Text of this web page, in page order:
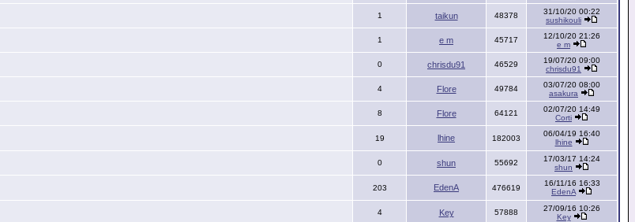
1 taikun 48378
31/10/20 00:22
sushikouli
1 e m 45717
12/10/20 21:26
e m
0 chrisdu91 46529
19/07/20 09:00
chrisdu91
4 Flore 49784
03/07/20 08:00
asakura
8 Flore 64121
02/07/20 14:49
Corti
19 lhine 182003
06/04/19 16:40
lhine
0 shun 55692
17/03/17 14:24
shun
203 EdenA 476619
16/11/16 16:33
EdenA
4 Key 57888
27/09/16 10:26
Key